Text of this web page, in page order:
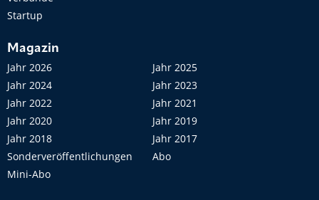
Startup
Magazin
Jahr 2026
Jahr 2025
Jahr 2024
Jahr 2023
Jahr 2022
Jahr 2021
Jahr 2020
Jahr 2019
Jahr 2018
Jahr 2017
Sonderveröffentlichungen
Abo
Mini-Abo